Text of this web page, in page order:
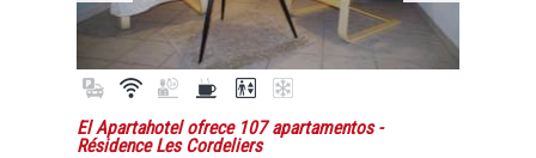
El Apartahotel ofrece 107 apartamentos-
Résidence Les Cordeliers